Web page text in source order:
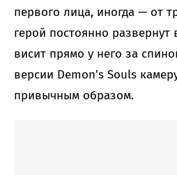
первого лица, иногда — от
герой постоянно развернут
висит прямо у него за
версии Demon's Souls
привычным образом.